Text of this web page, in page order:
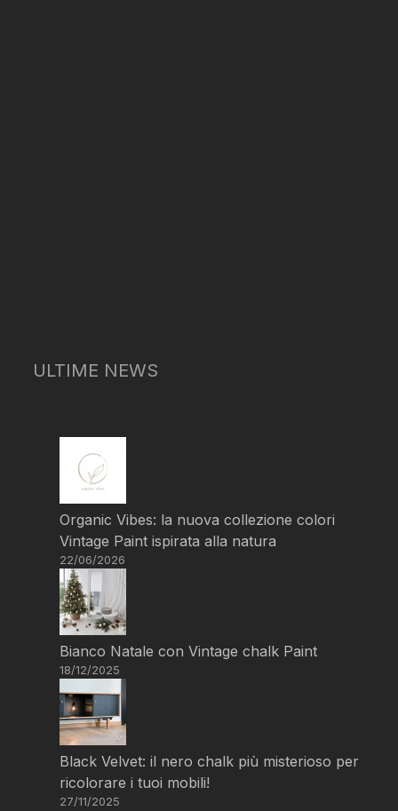
ULTIME NEWS
Organic Vibes: la nuova collezione colori
Vintage Paint ispirata alla natura
22/06/2026
Bianco Natale con Vintage chalk Paint
18/12/2025
Black Velvet: il nero chalk più misterioso per
ricolorare i tuoi mobili!
27/11/2025